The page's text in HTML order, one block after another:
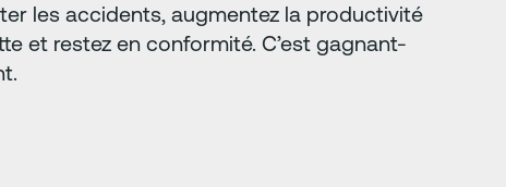
les accidents, augmentez la productivité
et restez en conformité. C’est gagnant-